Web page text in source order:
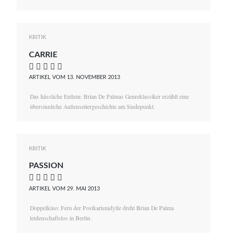
KRITIK
CARRIE
    
ARTIKEL VOM 13. NOVEMBER 2013
Das hässliche Entlein: Brian De Palmas Genreklassiker erzählt eine
übersinnliche Außenseitergeschichte am Siedepunkt.
KRITIK
PASSION
    
ARTIKEL VOM 29. MAI 2013
Doppelkino: Fern der Postkartenidylle dreht Brian De Palma
leidenschaftslos in Berlin.